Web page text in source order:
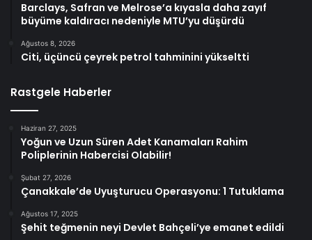
Barclays, Safran ve Melrose’a kıyasla daha zayıf
büyüme kaldıracı nedeniyle MTU’yu düşürdü
Ağustos 8, 2026
Citi, üçüncü çeyrek petrol tahminini yükseltti
Rastgele Haberler
Haziran 27, 2025
Yoğun ve Uzun Süren Adet Kanamaları Rahim
Poliplerinin Habercisi Olabilir!
Şubat 27, 2026
Çanakkale’de Uyuşturucu Operasyonu: 1 Tutuklama
Ağustos 17, 2025
Şehit teğmenin neyi Devlet Bahçeli’ye emanet edildi